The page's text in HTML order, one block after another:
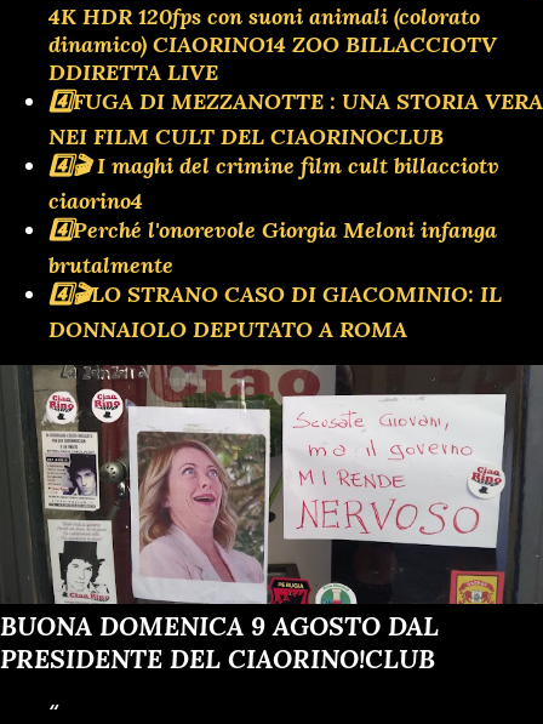
4K HDR 120fps con suoni animali (colorato
dinamico) CIAORINO14 ZOO BILLACCIOTV
DDIRETTA LIVE
4️⃣FUGA DI MEZZANOTTE : UNA STORIA VERA
NEI FILM CULT DEL CIAORINOCLUB
4️⃣🎬 I maghi del crimine film cult billacciotv
ciaorino4
4️⃣Perché l'onorevole Giorgia Meloni infanga
brutalmente
4️⃣🎬LO STRANO CASO DI GIACOMINIO: IL
DONNAIOLO DEPUTATO A ROMA
BUONA DOMENICA 9 AGOSTO DAL
PRESIDENTE DEL CIAORINO!CLUB